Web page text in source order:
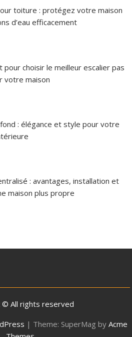
toiture : protégez votre maison
d’eau efficacement
pour choisir le meilleur escalier pas
votre maison
: élégance et style pour votre
: avantages, installation et
maison plus propre
© All rights reserved
| Theme: SuperMag by Acme